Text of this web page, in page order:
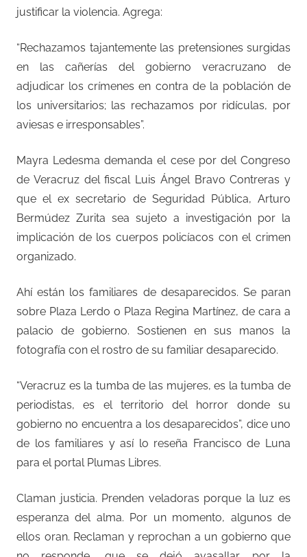
justificar la violencia. Agrega:
“Rechazamos tajantemente las pretensiones surgidas
en las cañerías del gobierno veracruzano de
adjudicar los crímenes en contra de la población de
los universitarios; las rechazamos por ridículas, por
aviesas e irresponsables”.
Mayra Ledesma demanda el cese por del Congreso
de Veracruz del fiscal Luis Ángel Bravo Contreras y
que el ex secretario de Seguridad Pública, Arturo
Bermúdez Zurita sea sujeto a investigación por la
implicación de los cuerpos policíacos con el crimen
organizado.
Ahí están los familiares de desaparecidos. Se paran
sobre Plaza Lerdo o Plaza Regina Martínez, de cara a
palacio de gobierno. Sostienen en sus manos la
fotografía con el rostro de su familiar desaparecido.
“Veracruz es la tumba de las mujeres, es la tumba de
periodistas, es el territorio del horror donde su
gobierno no encuentra a los desaparecidos”, dice uno
de los familiares y así lo reseña Francisco de Luna
para el portal Plumas Libres.
Claman justicia. Prenden veladoras porque la luz es
esperanza del alma. Por un momento, algunos de
ellos oran. Reclaman y reprochan a un gobierno que